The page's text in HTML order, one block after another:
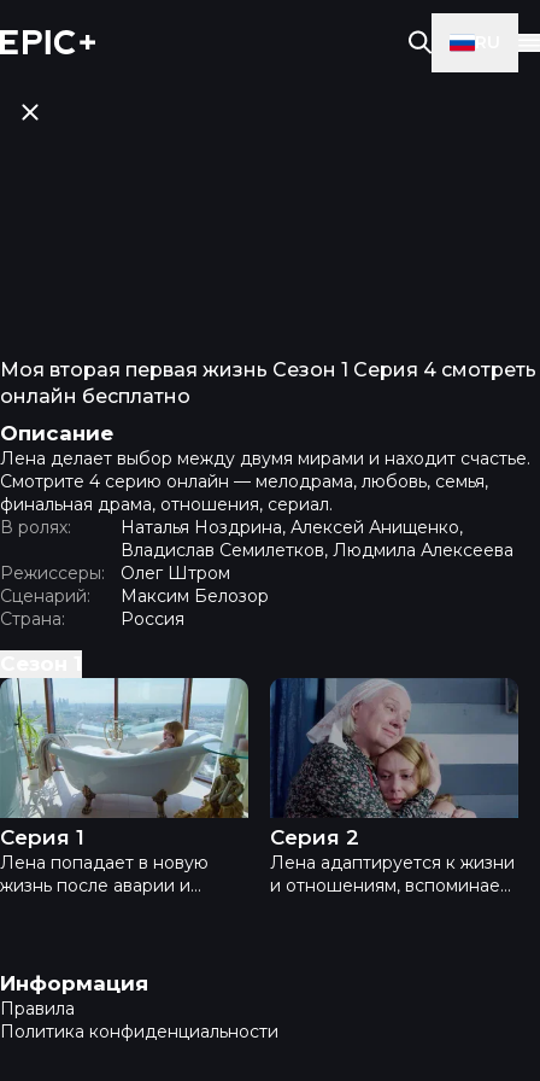
Моя вторая первая жизнь Сезон 1 Серия 4 смотреть
онлайн бесплатно
Описание
Лена делает выбор между двумя мирами и находит счастье.
Смотрите 4 серию онлайн — мелодрама, любовь, семья,
финальная драма, отношения, сериал.
В ролях:
Наталья Ноздрина, Алексей Анищенко,
Владислав Семилетков, Людмила Алексеева
Режиссеры:
Олег Штром
Сценарий:
Максим Белозор
Страна:
Россия
Моя вторая первая жизнь - Серия 1
Серия 1
Лена попадает в новую
жизнь после аварии и
отношения, семья, драма,
сериал.
Моя вторая первая жизнь
Серия 2
Лена адаптируется к жизни
и отношениям, вспоминает
Навигация в подвале
Информация
Правила
Политика конфиденциальности